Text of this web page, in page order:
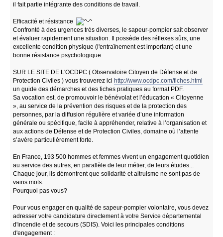
il fait partie intégrante des conditions de travail.
Efficacité et résistance
Confronté à des urgences très diverses, le sapeur-pompier sait observer
et évaluer rapidement une situation. Il possède des réflexes sûrs, une
excellente condition physique (l'entraînement est important) et une
bonne résistance psychologique.
SUR LE SITE DE L'OCDPC ( Observatoire Citoyen de Défense et de
Protection Civiles ) vous trouverez ici http://www.ocdpc.com/fiches.html
un guide des démarches et des fiches pratiques au format PDF.
Sa vocation est, de promouvoir le bénévolat et l’éducation « Citoyenne
», au service de la prévention des risques et de la protection des
personnes, par la diffusion régulière et variée d’une information
générale ou spécifique, facile à appréhender, relative à l’organisation et
aux actions de Défense et de Protection Civiles, domaine où l’attente
s’avère particulièrement forte.
En France, 193 500 hommes et femmes vivent un engagement quotidien
au service des autres, en parallèle de leur métier, de leurs études...
Chaque jour, ils démontrent que solidarité et altruisme ne sont pas de
vains mots.
Pourquoi pas vous?
Pour vous engager en qualité de sapeur-pompier volontaire, vous devez
adresser votre candidature directement à votre Service départemental
d'incendie et de secours (SDIS). Voici les principales conditions
d'engagement :